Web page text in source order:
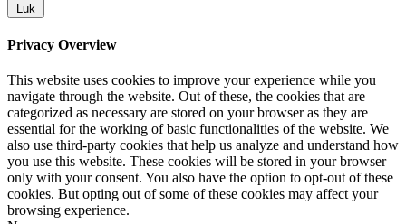
Luk
Privacy Overview
This website uses cookies to improve your experience while you
navigate through the website. Out of these, the cookies that are
categorized as necessary are stored on your browser as they are
essential for the working of basic functionalities of the website. We
also use third-party cookies that help us analyze and understand how
you use this website. These cookies will be stored in your browser
only with your consent. You also have the option to opt-out of these
cookies. But opting out of some of these cookies may affect your
browsing experience.